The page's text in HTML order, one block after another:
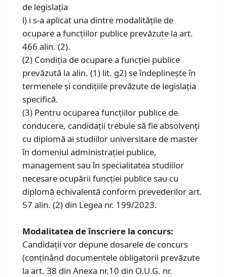
de legislaţia
l) i s-a aplicat una dintre modalităţile de
ocupare a funcţiilor publice prevăzute la art.
466 alin. (2).
(2) Condiţia de ocupare a funcţiei publice
prevăzută la alin. (1) lit. g2) se îndeplineşte în
termenele şi condiţiile prevăzute de legislaţia
specifică.
(3) Pentru ocuparea funcţiilor publice de
conducere, candidaţii trebuie să fie absolvenţi
cu diplomă ai studiilor universitare de master
în domeniul administraţiei publice,
management sau în specialitatea studiilor
necesare ocupării funcţiei publice sau cu
diplomă echivalentă conform prevederilor art.
57 alin. (2) din Legea nr. 199/2023.
Modalitatea de înscriere la concurs:
Candidații vor depune dosarele de concurs
(conținând documentele obligatorii prevăzute
la art. 38 din Anexa nr.10 din O.U.G. nr.